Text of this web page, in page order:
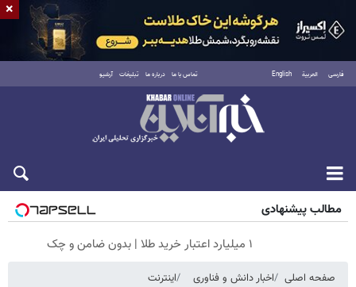
فارسی العربية English تماس با ما درباره ما تبلیغات آرشیو
جمعه ۱۶ مرداد ۱۴۰۵
مطالب پیشنهادی
۱ میلیارد اعتبار خرید طلا | بدون ضامن و چک
صفحه اصلی اخبار دانش و فناوری اینترنت
×